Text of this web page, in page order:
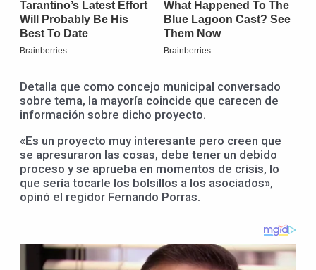
Detalla que como concejo municipal conversado
sobre tema, la mayoría coincide que carecen de
información sobre dicho proyecto.
«Es un proyecto muy interesante pero creen que
se apresuraron las cosas, debe tener un debido
proceso y se aprueba en momentos de crisis, lo
que sería tocarle los bolsillos a los asociados»,
opinó el regidor Fernando Porras.